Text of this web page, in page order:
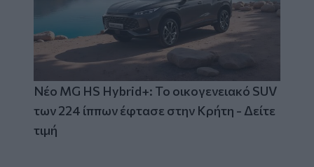
Νέο MG HS Hybrid+: Το οικογενειακό SUV
των 224 ίππων έφτασε στην Κρήτη - Δείτε
τιμή